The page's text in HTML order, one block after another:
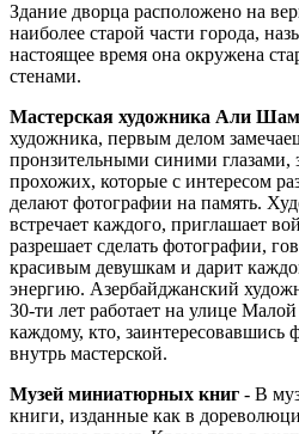
Здание дворца расположено на
наиболее старой части города,
настоящее время она окружена
стенами.
Мастерская художника Али
художника, первым делом
пронзительными синими глазами,
прохожих, которые с интересом
делают фотографии на память.
встречает каждого, приглашает
разрешает сделать фотографии,
красивым девушкам и дарит
энергию. Азербайджанский
30-ти лет работает на улице
каждому, кто, заинтересовавшись
внутрь мастерской.
Музей миниатюрных книг - В
книги, изданные как в